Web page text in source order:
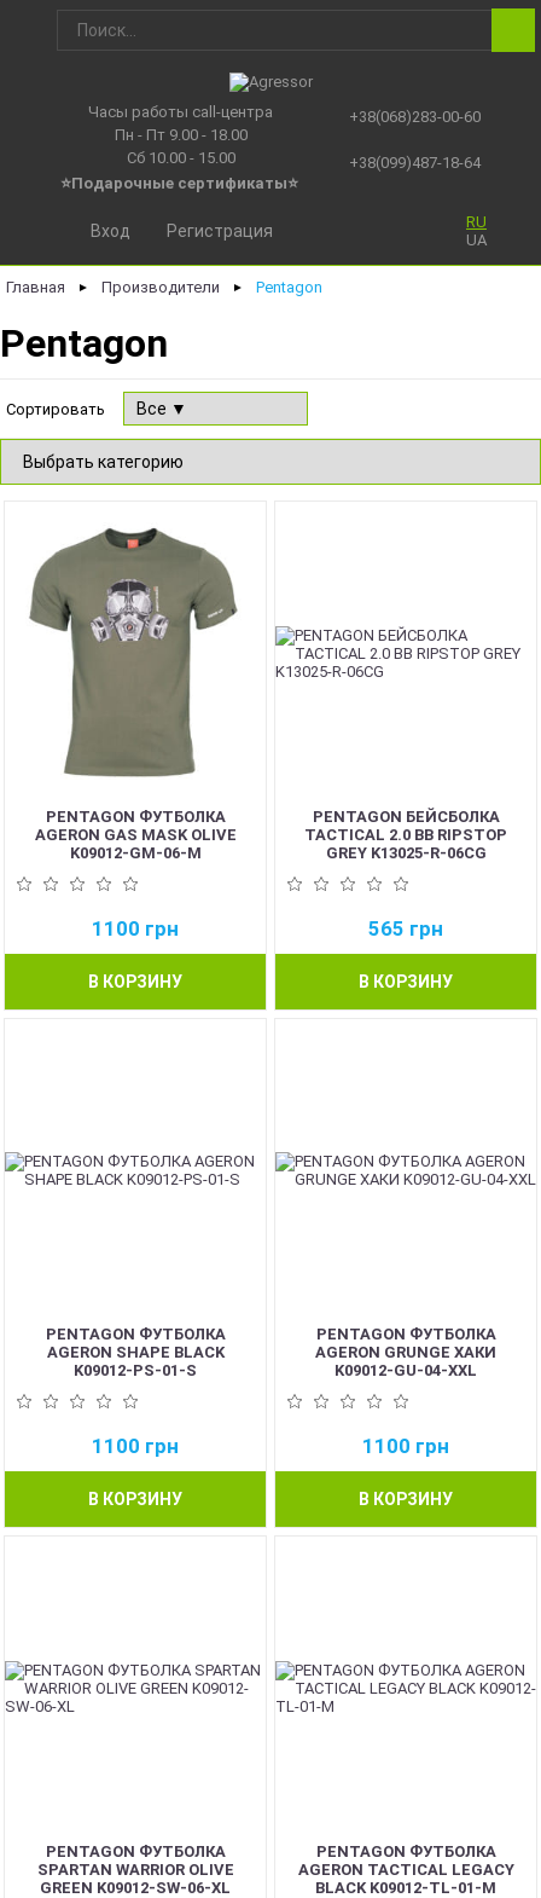
Часы работы call-центра
Пн - Пт 9.00 - 18.00
Сб 10.00 - 15.00
⭐Подарочные сертификаты⭐
+38(068)283-00-60
+38(099)487-18-64
RU
UA
Вход Регистрация
Главная ► Производители ► Pentagon
Pentagon
Сортировать
PENTAGON ФУТБОЛКА
AGERON GAS MASK OLIVE
K09012-GM-06-M
1100 грн
В КОРЗИНУ
PENTAGON БЕЙСБОЛКА
TACTICAL 2.0 BB RIPSTOP
GREY K13025-R-06CG
565 грн
В КОРЗИНУ
PENTAGON ФУТБОЛКА
AGERON SHAPE BLACK
K09012-PS-01-S
1100 грн
В КОРЗИНУ
PENTAGON ФУТБОЛКА
AGERON GRUNGE ХАКИ
K09012-GU-04-XXL
1100 грн
В КОРЗИНУ
PENTAGON ФУТБОЛКА
SPARTAN WARRIOR OLIVE
GREEN K09012-SW-06-XL
PENTAGON ФУТБОЛКА
AGERON TACTICAL LEGACY
BLACK K09012-TL-01-M